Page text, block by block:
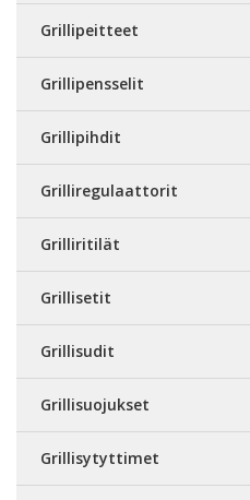
Grillipeitteet
Grillipensselit
Grillipihdit
Grilliregulaattorit
Grilliritilät
Grillisetit
Grillisudit
Grillisuojukset
Grillisytyttimet